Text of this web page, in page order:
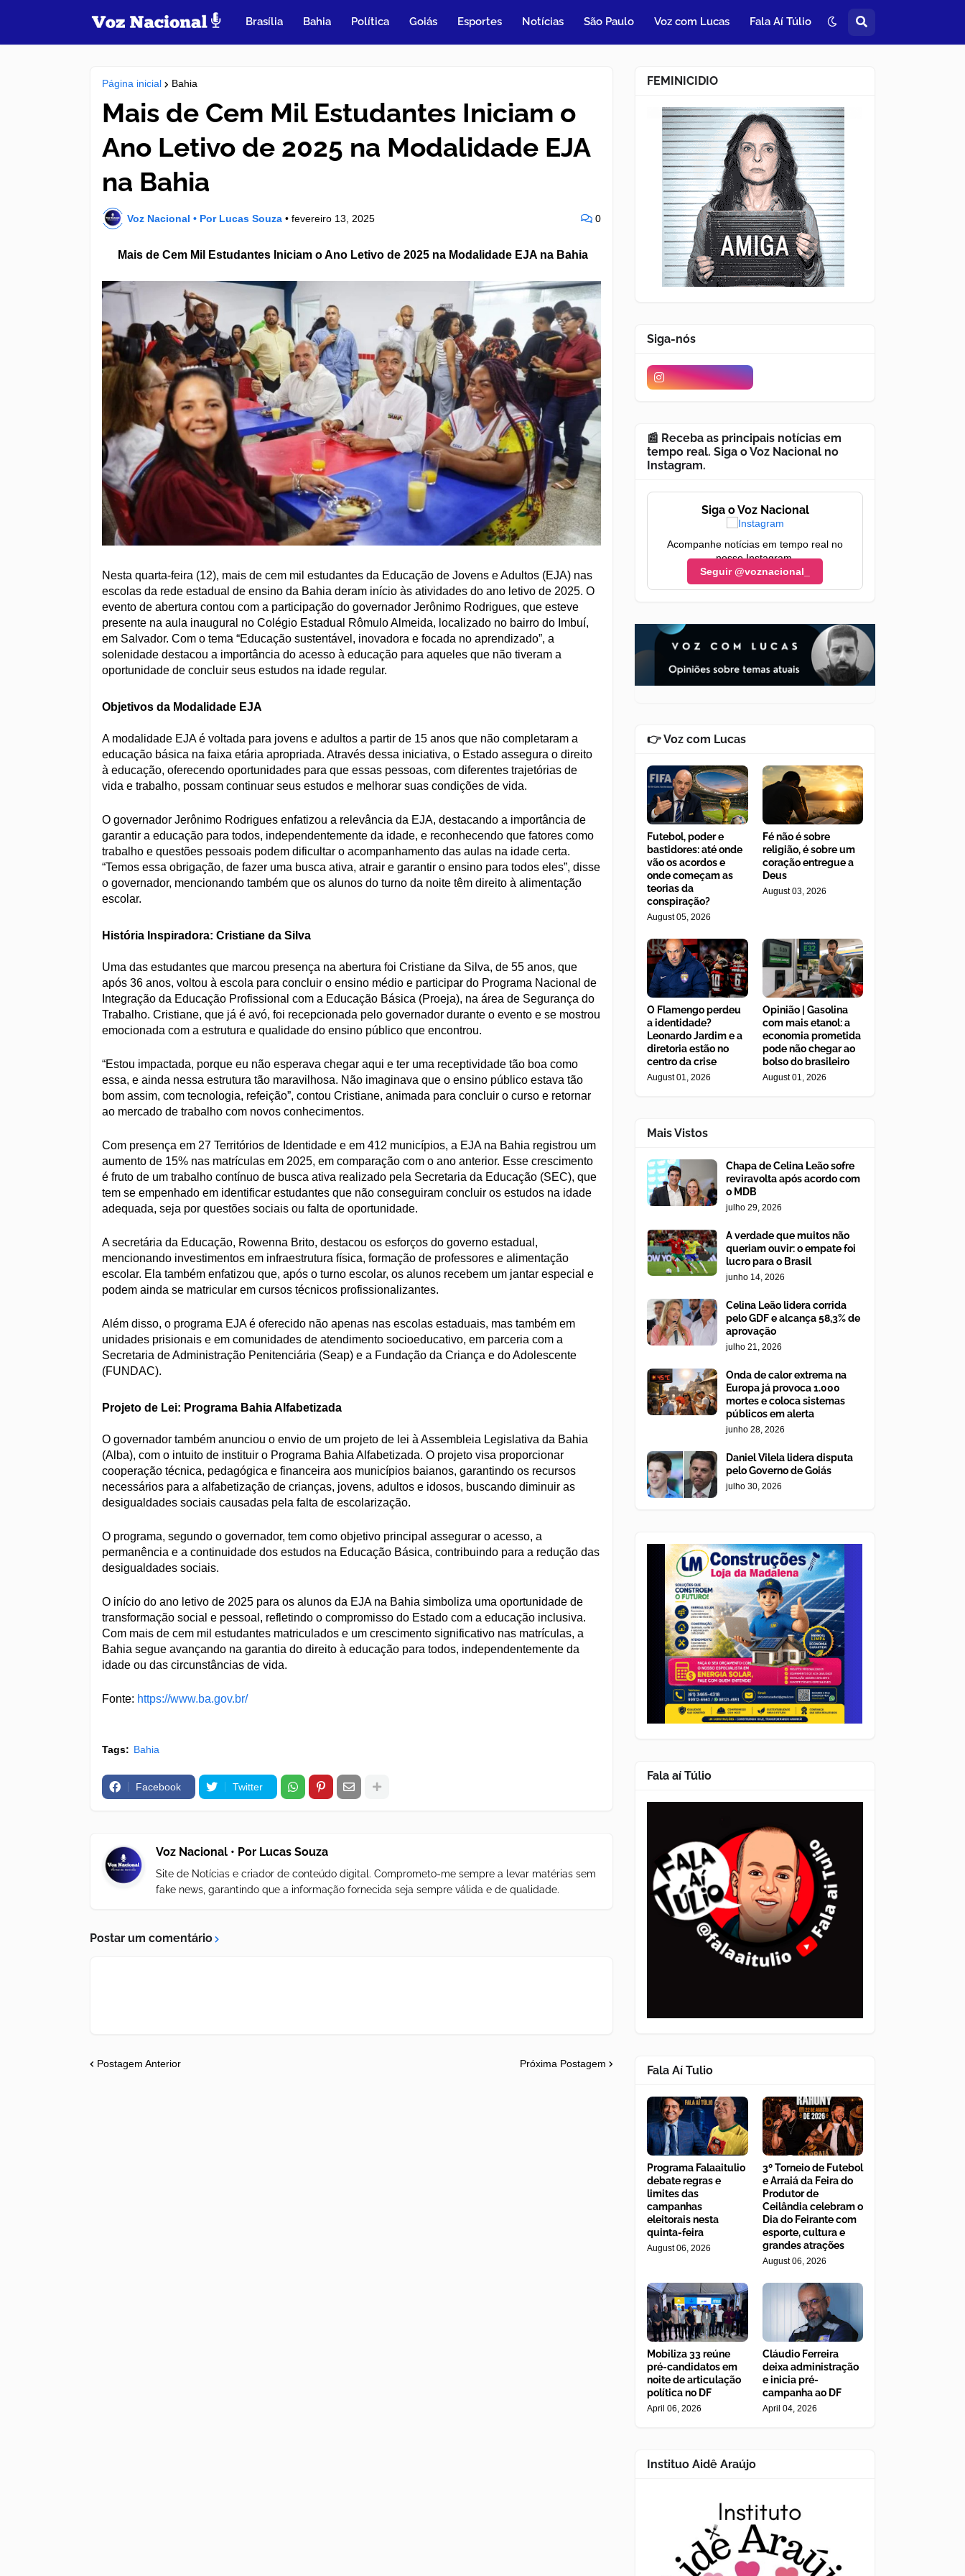
Brasília Bahia Política Goiás Esportes Notícias São Paulo Voz com Lucas Fala Aí Túlio
Página inicial Bahia
Mais de Cem Mil Estudantes Iniciam o
Ano Letivo de 2025 na Modalidade EJA
na Bahia
Voz Nacional • Por Lucas Souza • fevereiro 13, 2025 0
Mais de Cem Mil Estudantes Iniciam o Ano Letivo de 2025 na Modalidade EJA na Bahia
Nesta quarta-feira (12), mais de cem mil estudantes da Educação de Jovens e Adultos (EJA) nas
escolas da rede estadual de ensino da Bahia deram início às atividades do ano letivo de 2025. O
evento de abertura contou com a participação do governador Jerônimo Rodrigues, que esteve
presente na aula inaugural no Colégio Estadual Rômulo Almeida, localizado no bairro do Imbuí,
em Salvador. Com o tema “Educação sustentável, inovadora e focada no aprendizado”, a
solenidade destacou a importância do acesso à educação para aqueles que não tiveram a
oportunidade de concluir seus estudos na idade regular.
Objetivos da Modalidade EJA
A modalidade EJA é voltada para jovens e adultos a partir de 15 anos que não completaram a
educação básica na faixa etária apropriada. Através dessa iniciativa, o Estado assegura o direito
à educação, oferecendo oportunidades para que essas pessoas, com diferentes trajetórias de
vida e trabalho, possam continuar seus estudos e melhorar suas condições de vida.
O governador Jerônimo Rodrigues enfatizou a relevância da EJA, destacando a importância de
garantir a educação para todos, independentemente da idade, e reconhecendo que fatores como
trabalho e questões pessoais podem dificultar o acompanhamento das aulas na idade certa.
“Temos essa obrigação, de fazer uma busca ativa, atrair e garantir o ensino para todos eles”, disse
o governador, mencionando também que os alunos do turno da noite têm direito à alimentação
escolar.
História Inspiradora: Cristiane da Silva
Uma das estudantes que marcou presença na abertura foi Cristiane da Silva, de 55 anos, que
após 36 anos, voltou à escola para concluir o ensino médio e participar do Programa Nacional de
Integração da Educação Profissional com a Educação Básica (Proeja), na área de Segurança do
Trabalho. Cristiane, que já é avó, foi recepcionada pelo governador durante o evento e se mostrou
emocionada com a estrutura e qualidade do ensino público que encontrou.
“Estou impactada, porque eu não esperava chegar aqui e ter uma receptividade tão boa como
essa, e ainda nessa estrutura tão maravilhosa. Não imaginava que o ensino público estava tão
bom assim, com tecnologia, refeição”, contou Cristiane, animada para concluir o curso e retornar
ao mercado de trabalho com novos conhecimentos.
Com presença em 27 Territórios de Identidade e em 412 municípios, a EJA na Bahia registrou um
aumento de 15% nas matrículas em 2025, em comparação com o ano anterior. Esse crescimento
é fruto de um trabalho contínuo de busca ativa realizado pela Secretaria da Educação (SEC), que
tem se empenhado em identificar estudantes que não conseguiram concluir os estudos na idade
adequada, seja por questões sociais ou falta de oportunidade.
A secretária da Educação, Rowenna Brito, destacou os esforços do governo estadual,
mencionando investimentos em infraestrutura física, formação de professores e alimentação
escolar. Ela também enfatizou que, após o turno escolar, os alunos recebem um jantar especial e
podem ainda se matricular em cursos técnicos profissionalizantes.
Além disso, o programa EJA é oferecido não apenas nas escolas estaduais, mas também em
unidades prisionais e em comunidades de atendimento socioeducativo, em parceria com a
Secretaria de Administração Penitenciária (Seap) e a Fundação da Criança e do Adolescente
(FUNDAC).
Projeto de Lei: Programa Bahia Alfabetizada
O governador também anunciou o envio de um projeto de lei à Assembleia Legislativa da Bahia
(Alba), com o intuito de instituir o Programa Bahia Alfabetizada. O projeto visa proporcionar
cooperação técnica, pedagógica e financeira aos municípios baianos, garantindo os recursos
necessários para a alfabetização de crianças, jovens, adultos e idosos, buscando diminuir as
desigualdades sociais causadas pela falta de escolarização.
O programa, segundo o governador, tem como objetivo principal assegurar o acesso, a
permanência e a continuidade dos estudos na Educação Básica, contribuindo para a redução das
desigualdades sociais.
O início do ano letivo de 2025 para os alunos da EJA na Bahia simboliza uma oportunidade de
transformação social e pessoal, refletindo o compromisso do Estado com a educação inclusiva.
Com mais de cem mil estudantes matriculados e um crescimento significativo nas matrículas, a
Bahia segue avançando na garantia do direito à educação para todos, independentemente da
idade ou das circunstâncias de vida.
Fonte: https://www.ba.gov.br/
Tags: Bahia
Facebook Twitter
Voz Nacional • Por Lucas Souza
Site de Notícias e criador de conteúdo digital. Comprometo-me sempre a levar matérias sem
fake news, garantindo que a informação fornecida seja sempre válida e de qualidade.
Postar um comentário
Postagem Anterior Próxima Postagem
FEMINICIDIO
Siga-nós
📰 Receba as principais notícias em
tempo real. Siga o Voz Nacional no
Instagram.
Siga o Voz Nacional
Acompanhe notícias em tempo real no
nosso Instagram.
Seguir @voznacional_
👉 Voz com Lucas
Futebol, poder e
bastidores: até onde
vão os acordos e
onde começam as
teorias da
conspiração?
August 05, 2026
Fé não é sobre
religião, é sobre um
coração entregue a
Deus
August 03, 2026
O Flamengo perdeu
a identidade?
Leonardo Jardim e a
diretoria estão no
centro da crise
August 01, 2026
Opinião | Gasolina
com mais etanol: a
economia prometida
pode não chegar ao
bolso do brasileiro
August 01, 2026
Mais Vistos
Chapa de Celina Leão sofre
reviravolta após acordo com
o MDB
julho 29, 2026
A verdade que muitos não
queriam ouvir: o empate foi
lucro para o Brasil
junho 14, 2026
Celina Leão lidera corrida
pelo GDF e alcança 58,3% de
aprovação
julho 21, 2026
Onda de calor extrema na
Europa já provoca 1.000
mortes e coloca sistemas
públicos em alerta
junho 28, 2026
Daniel Vilela lidera disputa
pelo Governo de Goiás
julho 30, 2026
Fala aí Túlio
Fala Aí Tulio
Programa Falaaitulio
debate regras e
limites das
campanhas
eleitorais nesta
quinta-feira
August 06, 2026
3º Torneio de Futebol
e Arraiá da Feira do
Produtor de
Ceilândia celebram o
Dia do Feirante com
esporte, cultura e
grandes atrações
August 06, 2026
Mobiliza 33 reúne
pré-candidatos em
noite de articulação
política no DF
April 06, 2026
Cláudio Ferreira
deixa administração
e inicia pré-
campanha ao DF
April 04, 2026
Instituo Aidê Araújo